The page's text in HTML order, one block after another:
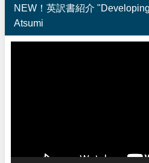
NEW！英訳書紹介
Atsumi